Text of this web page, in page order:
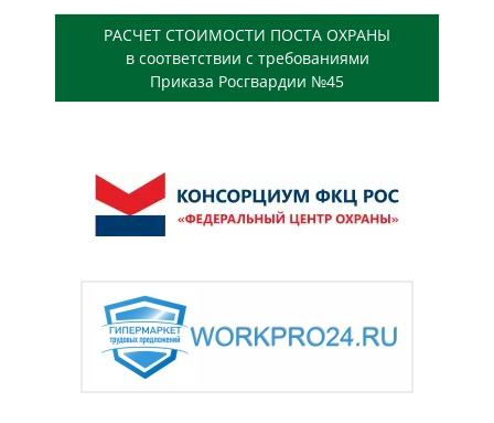
РАСЧЕТ СТОИМОСТИ ПОСТА ОХРАНЫ
в соответствии с требованиями
Приказа Росгвардии №45